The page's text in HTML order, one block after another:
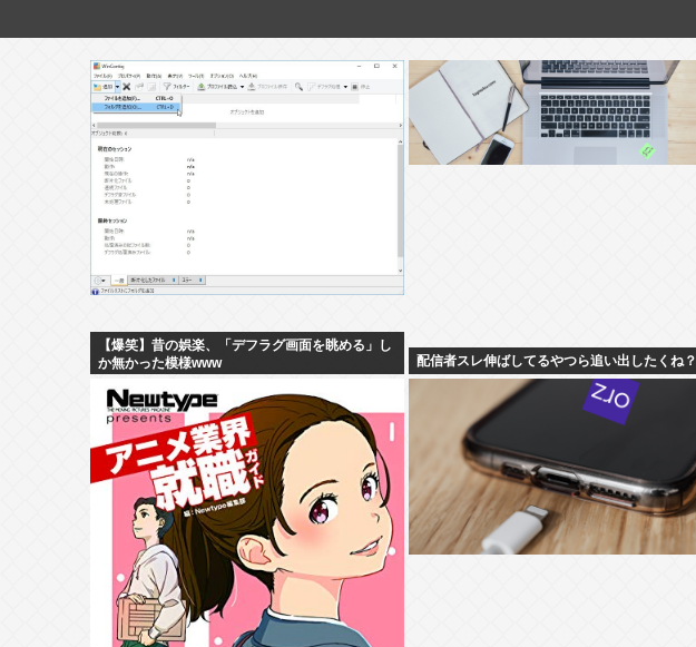
【爆笑】昔の娯楽、「デフラグ画面を眺める」し
か無かった模様www
配信者スレ伸ばしてるやつら追い出したくね？